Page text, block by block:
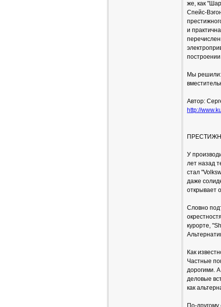
же, как
Спейс-
и
Мы решили:
Автор:
http://
У
лет назад
стал
даже
открывает
Словно
курорте,
Как
Частные
дорогими.
деловые
как
По-другому